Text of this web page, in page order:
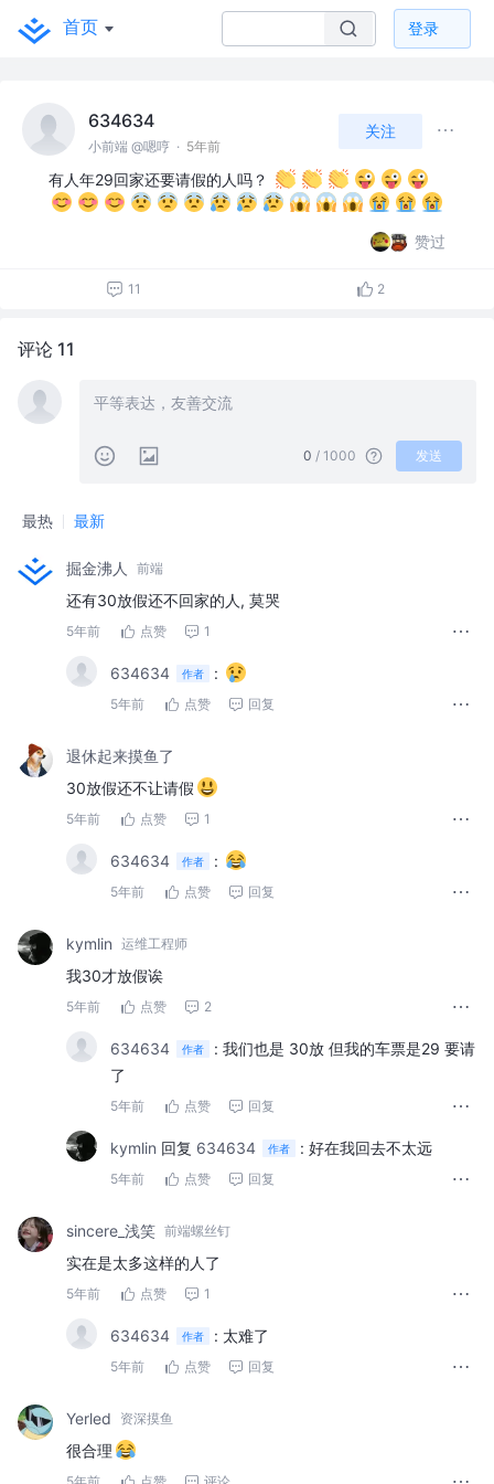
首页 登录
634634
小前端 @嗯哼 · 5年前
关注
有人年29回家还要请假的人吗？
赞过
11 2
评论 11
0 / 1000 发送
最热 最新
掘金沸人 前端
还有30放假还不回家的人, 莫哭
5年前 点赞 1
634634 作者 :
5年前 点赞 回复
退休起来摸鱼了
30放假还不让请假
5年前 点赞 1
634634 作者 :
5年前 点赞 回复
kymlin 运维工程师
我30才放假诶
5年前 点赞 2
634634 作者 : 我们也是 30放 但我的车票是29 要请
了
5年前 点赞 回复
kymlin 回复 634634 作者 : 好在我回去不太远
5年前 点赞 回复
sincere_浅笑 前端螺丝钉
实在是太多这样的人了
5年前 点赞 1
634634 作者 : 太难了
5年前 点赞 回复
Yerled 资深摸鱼
很合理